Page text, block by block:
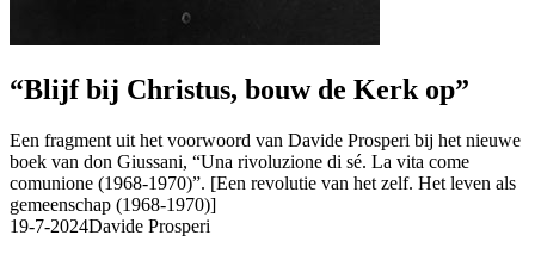
“Blijf bij Christus, bouw de Kerk op”
Een fragment uit het voorwoord van Davide Prosperi bij het nieuwe
boek van don Giussani, “Una rivoluzione di sé. La vita come
comunione (1968-1970)”. [Een revolutie van het zelf. Het leven als
gemeenschap (1968-1970)]
19-7-2024Davide Prosperi